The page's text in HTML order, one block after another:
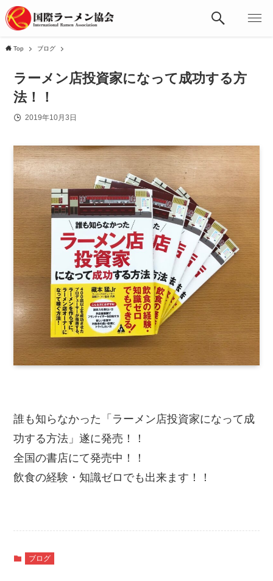
Top ブログ
ラーメン店投資家になって成功する方
法！！
2019年10月3日
誰も知らなかった「ラーメン店投資家になって成
功する方法」遂に発売！！
全国の書店にて発売中！！
飲食の経験・知識ゼロでも出来ます！！
ブログ